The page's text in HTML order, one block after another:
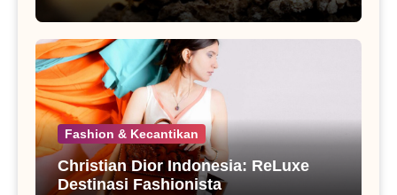
Fashion & Kecantikan
Christian Dior Indonesia: ReLuxe
Destinasi Fashionista